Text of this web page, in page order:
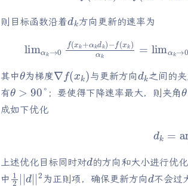
则目标函数沿着
d
方向更新的速率为
lim 0f(xk+αkdk)− k)
其中
θ
为梯度
∇ f(x )
与更新方向
d
之间的
有
θ 90°
；要使得下降速率最大，则夹角
θ
成如下优化
d
上述优化目标同时对
d
的方向和大小进行优
中
1 2 | |d| |2
为正则项，确保更新方向
d
不会过